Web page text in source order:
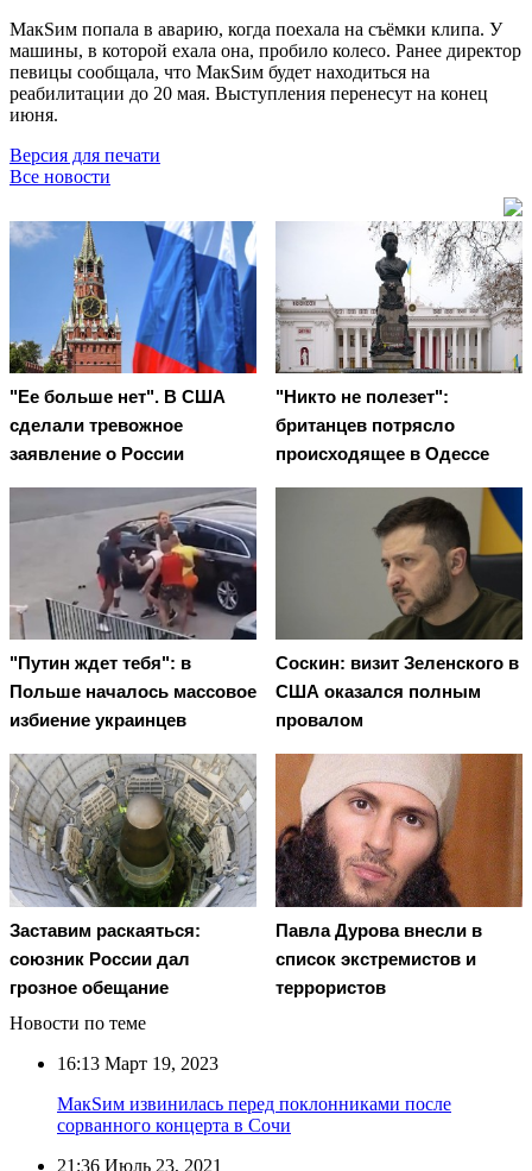
МакSим попала в аварию, когда поехала на съёмки клипа. У
машины, в которой ехала она, пробило колесо. Ранее директор
певицы сообщала, что МакSим будет находиться на
реабилитации до 20 мая. Выступления перенесут на конец
июня.
Версия для печати
Все новости
"Ее больше нет". В США
сделали тревожное
заявление о России
"Никто не полезет":
британцев потрясло
происходящее в Одессе
"Путин ждет тебя": в
Польше началось массовое
избиение украинцев
Соскин: визит Зеленского в
США оказался полным
провалом
Заставим раскаяться:
союзник России дал
грозное обещание
Павла Дурова внесли в
список экстремистов и
террористов
Новости по теме
16:13 Март 19, 2023
МакSим извинилась перед поклонниками после
сорванного концерта в Сочи
21:36 Июль 23, 2021